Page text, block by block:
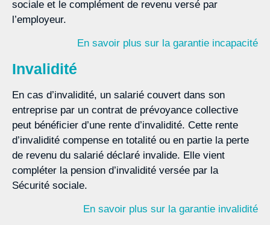
sociale et le complément de revenu versé par
l’employeur.
En savoir plus sur la garantie incapacité
Invalidité
En cas d’invalidité, un salarié couvert dans son
entreprise par un contrat de prévoyance collective
peut bénéficier d’une rente d’invalidité. Cette rente
d’invalidité compense en totalité ou en partie la perte
de revenu du salarié déclaré invalide. Elle vient
compléter la pension d’invalidité versée par la
Sécurité sociale.
En savoir plus sur la garantie invalidité